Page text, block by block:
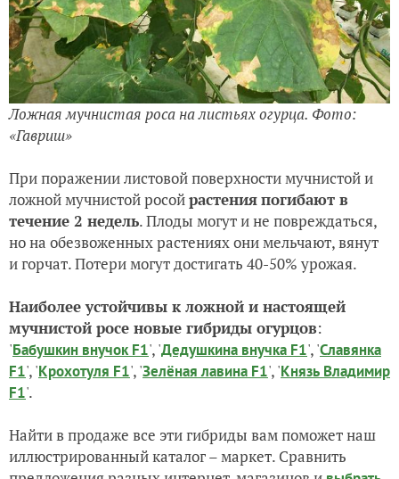
Ложная мучнистая роса на листьях огурца. Фото:
«Гавриш»
При поражении листовой поверхности мучнистой и
ложной мучнистой росойрастенияпогибают в
течение 2 недель. Плоды могут и не повреждаться,
но на обезвоженных растениях они мельчают, вянут
и горчат. Потери могут достигать 40-50% урожая.
Наиболее устойчивы к ложной и настоящей
мучнистой росе новые гибриды огурцов:
'Бабушкин внучок F1', 'Дедушкина внучка F1', 'Славянка
F1', 'Крохотуля F1', 'Зелёная лавина F1', 'Князь Владимир
F1'.
Найти в продаже все эти гибриды вам поможет наш
иллюстрированный каталог – маркет. Сравнить